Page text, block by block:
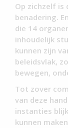
Op zichzelf is
benadering.
die 14
inhoudelijk
kunnen zijn
beleidsvlak,
bewegen,
Tot zover
van deze
instanties
kunnen